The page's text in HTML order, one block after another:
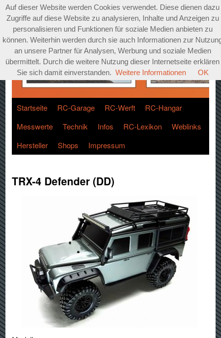
Startseite RC-Garage RC-Werft
RC-Hangar
Messwerte
Technik Infos RC-Lexikon
Weblinks
Hersteller
Shops Impressum
TRX-4 Defender (DD)
Auf dieser Website werden Cookies verwendet. Diese dienen dazu
Zugriffe auf diese Website zu analysieren, Inhalte und Anzeigen zu
personalisieren und Funktionen für soziale Medien anbieten zu
können. Weiterhin werden durch sie auch Informationen zur
an unsere Partner für Analysen, Werbung und soziale Medien
übermittelt. Durch die weitere Nutzung dieser Internetseite erklären
Sie sich damit einverstanden. Weitere Informationen OK